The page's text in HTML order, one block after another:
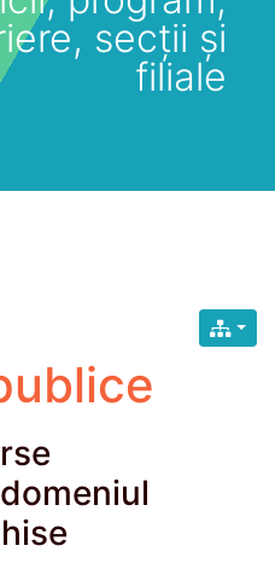
secții și
filiale